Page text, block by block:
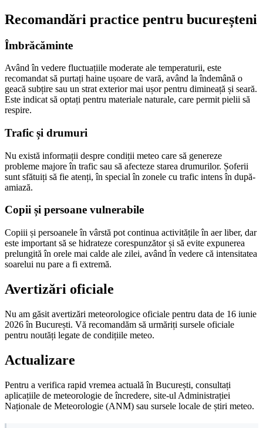
Recomandări practice pentru bucureșteni
Îmbrăcăminte
Având în vedere fluctuațiile moderate ale temperaturii, este
recomandat să purtați haine ușoare de vară, având la îndemână o
geacă subțire sau un strat exterior mai ușor pentru dimineață și seară.
Este indicat să optați pentru materiale naturale, care permit pielii să
respire.
Trafic și drumuri
Nu există informații despre condiții meteo care să genereze
probleme majore în trafic sau să afecteze starea drumurilor. Șoferii
sunt sfătuiți să fie atenți, în special în zonele cu trafic intens în după-
amiază.
Copii și persoane vulnerabile
Copiii și persoanele în vârstă pot continua activitățile în aer liber, dar
este important să se hidrateze corespunzător și să evite expunerea
prelungită în orele mai calde ale zilei, având în vedere că intensitatea
soarelui nu pare a fi extremă.
Avertizări oficiale
Nu am găsit avertizări meteorologice oficiale pentru data de 16 iunie
2026 în București. Vă recomandăm să urmăriți sursele oficiale
pentru noutăți legate de condițiile meteo.
Actualizare
Pentru a verifica rapid vremea actuală în București, consultați
aplicațiile de meteorologie de încredere, site-ul Administrației
Naționale de Meteorologie (ANM) sau sursele locale de știri meteo.